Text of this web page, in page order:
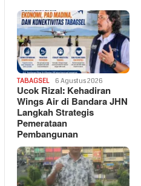
TABAGSEL 6 Agustus 2026
Ucok Rizal: Kehadiran
Wings Air di Bandara JHN
Langkah Strategis
Pemerataan
Pembangunan